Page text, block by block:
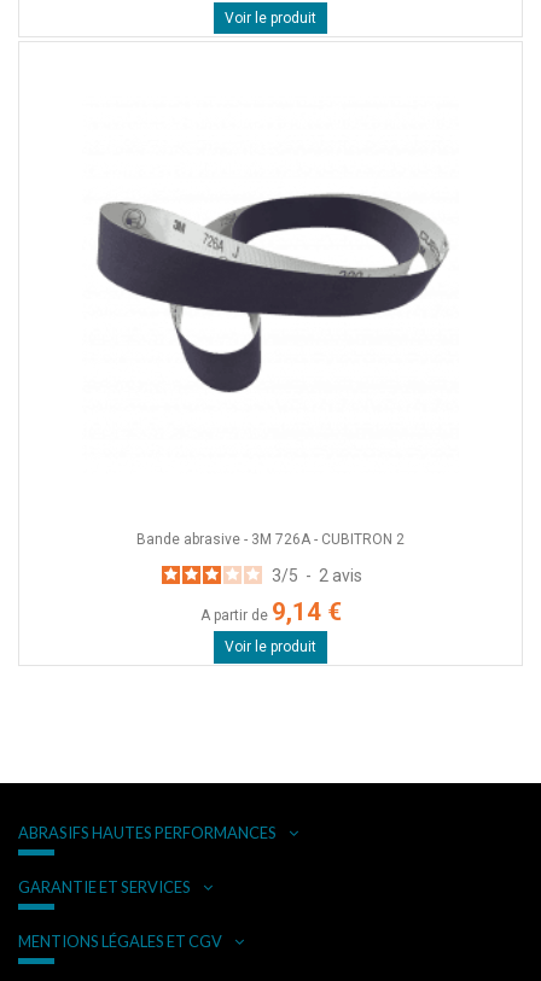
Voir le produit
Bande abrasive - 3M 726A - CUBITRON 2
3/5 - 2 avis
A partir de 9,14 €
Voir le produit
ABRASIFS HAUTES PERFORMANCES
GARANTIE ET SERVICES
MENTIONS LÉGALES ET CGV